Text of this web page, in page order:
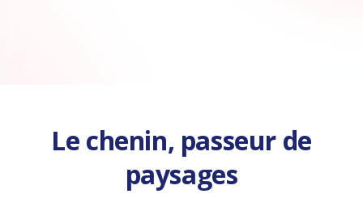
Le chenin, passeur de
paysages